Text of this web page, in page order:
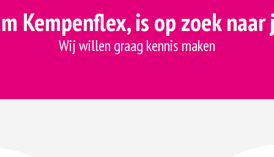
Kempenflex, is op zoek naar
Wij willen graag kennis maken